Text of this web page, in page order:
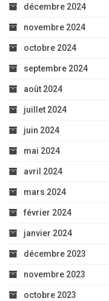
décembre 2024
novembre 2024
octobre 2024
septembre 2024
août 2024
juillet 2024
juin 2024
mai 2024
avril 2024
mars 2024
février 2024
janvier 2024
décembre 2023
novembre 2023
octobre 2023